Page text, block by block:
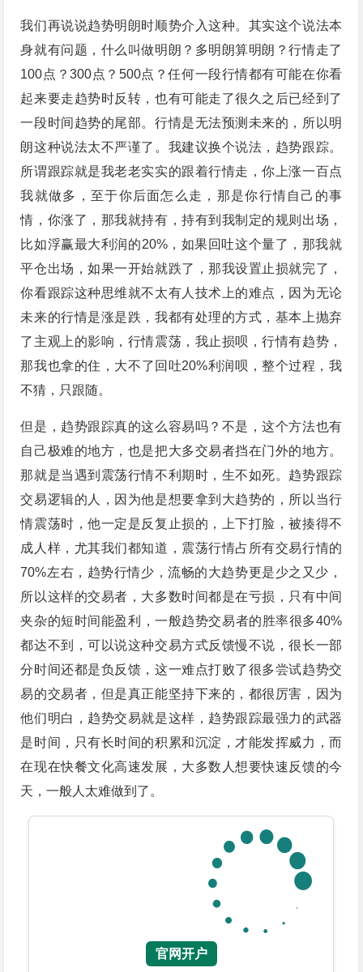
我们再说说趋势明朗时顺势介入这种。其实这个说法本
身就有问题，什么叫做明朗？多明朗算明朗？行情走了
100点？300点？500点？任何一段行情都有可能在你看
起来要走趋势时反转，也有可能走了很久之后已经到了
一段时间趋势的尾部。行情是无法预测未来的，所以明
朗这种说法太不严谨了。我建议换个说法，趋势跟踪。
所谓跟踪就是我老老实实的跟着行情走，你上涨一百点
我就做多，至于你后面怎么走，那是你行情自己的事
情，你涨了，那我就持有，持有到我制定的规则出场，
比如浮赢最大利润的20%，如果回吐这个量了，那我就
平仓出场，如果一开始就跌了，那我设置止损就完了，
你看跟踪这种思维就不太有人技术上的难点，因为无论
未来的行情是涨是跌，我都有处理的方式，基本上抛弃
了主观上的影响，行情震荡，我止损呗，行情有趋势，
那我也拿的住，大不了回吐20%利润呗，整个过程，我
不猜，只跟随。
但是，趋势跟踪真的这么容易吗？不是，这个方法也有
自己极难的地方，也是把大多交易者挡在门外的地方。
那就是当遇到震荡行情不利期时，生不如死。趋势跟踪
交易逻辑的人，因为他是想要拿到大趋势的，所以当行
情震荡时，他一定是反复止损的，上下打脸，被揍得不
成人样，尤其我们都知道，震荡行情占所有交易行情的
70%左右，趋势行情少，流畅的大趋势更是少之又少，
所以这样的交易者，大多数时间都是在亏损，只有中间
夹杂的短时间能盈利，一般趋势交易者的胜率很多40%
都达不到，可以说这种交易方式反馈慢不说，很长一部
分时间还都是负反馈，这一难点打败了很多尝试趋势交
易的交易者，但是真正能坚持下来的，都很厉害，因为
他们明白，趋势交易就是这样，趋势跟踪最强力的武器
是时间，只有长时间的积累和沉淀，才能发挥威力，而
在现在快餐文化高速发展，大多数人想要快速反馈的今
天，一般人太难做到了。
官网开户